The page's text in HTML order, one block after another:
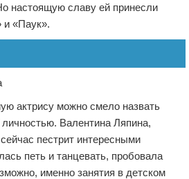
настоящую славу ей принесли
«Паук».
актрису можно смело назвать
Валентина Ляпина,
пестрит интересными
петь и танцевать, пробовала
именно занятия в детском